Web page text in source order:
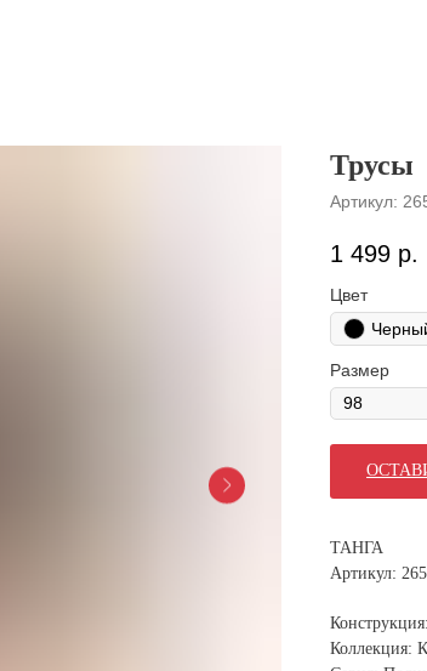
Трусы
Артикул:
1 499 р.
Цвет
Размер
ТАНГА
Артикул:
Коллекция: